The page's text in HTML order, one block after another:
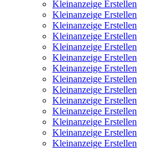
Kleinanzeige Erstellen
Kleinanzeige Erstellen
Kleinanzeige Erstellen
Kleinanzeige Erstellen
Kleinanzeige Erstellen
Kleinanzeige Erstellen
Kleinanzeige Erstellen
Kleinanzeige Erstellen
Kleinanzeige Erstellen
Kleinanzeige Erstellen
Kleinanzeige Erstellen
Kleinanzeige Erstellen
Kleinanzeige Erstellen
Kleinanzeige Erstellen